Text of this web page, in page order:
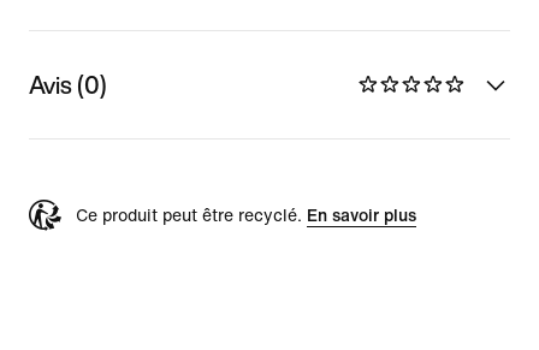
Avis (0)
Ce produit peut être recyclé. En savoir plus